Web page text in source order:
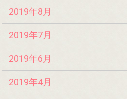
2019年8月
2019年7月
2019年6月
2019年4月